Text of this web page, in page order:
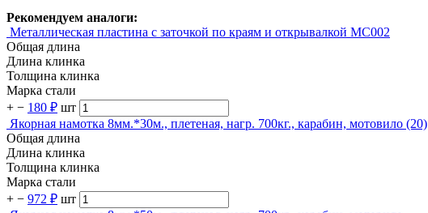
Рекомендуем аналоги:
Металлическая пластина с заточкой по краям и открывалкой MC002
Общая длина
Длина клинка
Толщина клинка
Марка стали
+ − 180 ₽ шт
Якорная намотка 8мм.*30м., плетеная, нагр. 700кг., карабин, мотовило (20)
Общая длина
Длина клинка
Толщина клинка
Марка стали
+ − 972 ₽ шт